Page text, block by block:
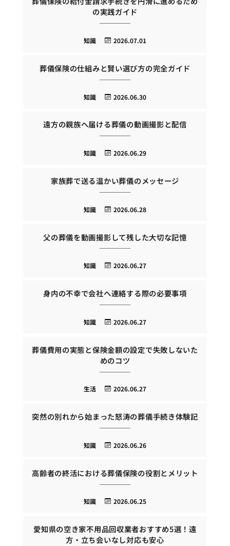
の実践ガイド
2026.07.01
知識
葬儀保険の仕組みと賢い選び方の完全ガイド
2026.06.30
知識
遠方の親族へ届ける葬儀の動画撮影と配信
2026.06.29
知識
家族葬で送る温かい葬儀のメッセージ
2026.06.28
知識
父の葬儀を動画撮影して残した大切な記憶
2026.06.27
知識
身内の不幸で会社へ連絡する際の必要事項
2026.06.27
知識
葬儀費用の実態と保険金額の設定で失敗しないた
めのコツ
2026.06.27
生活
突然の別れから始まった怒涛の葬儀手続き体験記
2026.06.26
知識
高齢者の終活における葬儀保険の役割とメリット
2026.06.25
知識
愛知県の空き家不用品回収業者おすすめ5選！遠
方・立ち会いなし対応も安心